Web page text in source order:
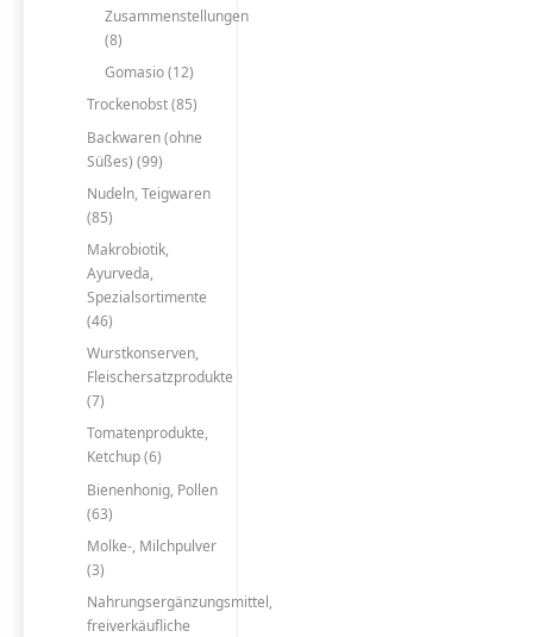
Zusammenstellungen
(8)
Gomasio (12)
Trockenobst (85)
Backwaren (ohne
Süßes) (99)
Nudeln, Teigwaren
(85)
Makrobiotik,
Ayurveda,
Spezialsortimente
(46)
Wurstkonserven,
Fleischersatzprodukte
(7)
Tomatenprodukte,
Ketchup (6)
Bienenhonig, Pollen
(63)
Molke-, Milchpulver
(3)
Nahrungsergänzungsmittel,
freiverkäufliche